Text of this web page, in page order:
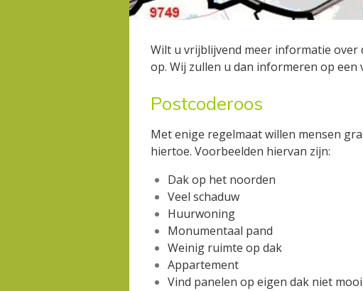
Wilt u vrijblijvend meer informatie over
op. Wij zullen u dan informeren op
Postcoderoos
Met enige regelmaat willen mensen
hiertoe. Voorbeelden hiervan zijn:
Dak op het noorden
Veel schaduw
Huurwoning
Monumentaal pand
Weinig ruimte op dak
Appartement
Vind panelen op eigen dak niet mooi